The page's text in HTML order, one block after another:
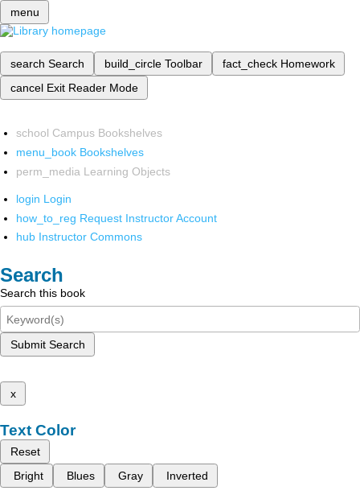
menu
search Search build_circle Toolbar fact_check Homework
cancel Exit Reader Mode
school Campus Bookshelves
menu_book Bookshelves
perm_media Learning Objects
login Login
how_to_reg Request Instructor Account
hub Instructor Commons
Search
Search this book
Submit Search
x
Text Color
Reset
Bright
Blues Gray Inverted